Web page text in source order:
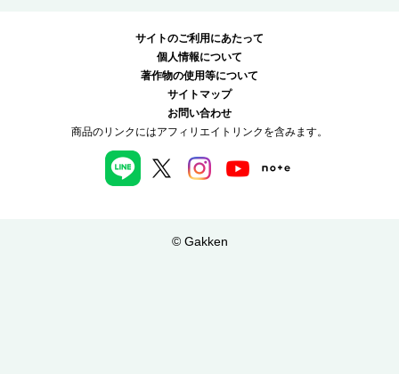
サイトのご利用にあたって
個人情報について
著作物の使用等について
サイトマップ
お問い合わせ
商品のリンクにはアフィリエイトリンクを含みます。
© Gakken